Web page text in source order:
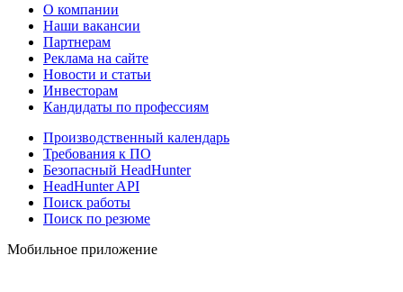
О компании
Наши вакансии
Партнерам
Реклама на сайте
Новости и статьи
Инвесторам
Кандидаты по профессиям
Производственный календарь
Требования к ПО
Безопасный HeadHunter
HeadHunter API
Поиск работы
Поиск по резюме
Мобильное приложение